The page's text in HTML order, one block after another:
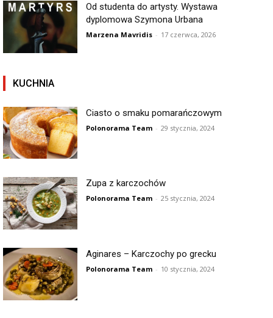
Od studenta do artysty. Wystawa
dyplomowa Szymona Urbana
Marzena Mavridis - 17 czerwca, 2026
KUCHNIA
Ciasto o smaku pomarańczowym
Polonorama Team - 29 stycznia, 2024
Zupa z karczochów
Polonorama Team - 25 stycznia, 2024
Aginares – Karczochy po grecku
Polonorama Team - 10 stycznia, 2024